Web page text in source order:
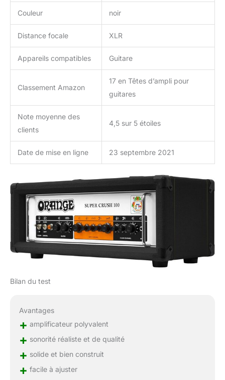
Couleur noir
Distance focale XLR
Appareils compatibles Guitare
Classement Amazon
17 en Têtes d’ampli pour
guitares
Note moyenne des
clients
4,5 sur 5 étoiles
Date de mise en ligne 23 septembre 2021
Bilan du test
Avantages
+ amplificateur polyvalent
+ sonorité réaliste et de qualité
+ solide et bien construit
+ facile à ajuster